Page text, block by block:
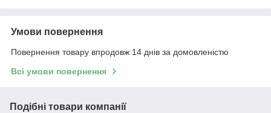
Умови повернення
Повернення товару впродовж 14 днів за домовленістю
Всі умови повернення
Подібні товари компанії